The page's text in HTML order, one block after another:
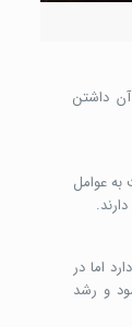
داشتن
عوامل
اما در
و رشد